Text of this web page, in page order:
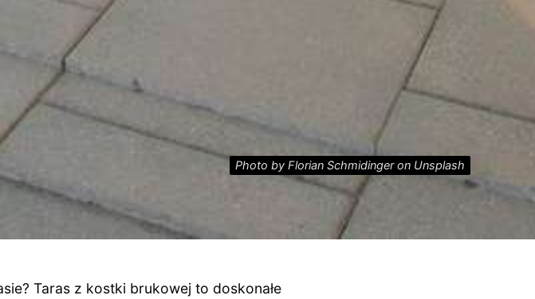
Photo by Florian Schmidinger on Unsplash
Taras z kostki brukowej to doskonałe